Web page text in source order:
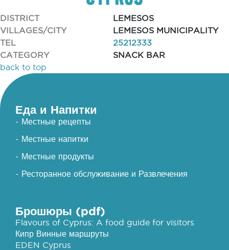
DISTRICT
LEMESOS
VILLAGES/CITY
LEMESOS MUNICIPALITY
TEL
25212333
CATEGORY
SNACK BAR
back to top
Еда и Напитки
- Местные рецепты
- Местные напитки
- Местные продукты
- Ресторанное обслуживание и Развлечения
Брошюры (pdf)
Flavours of Cyprus: A food guide for visitors
Кипр Винные маршруты
EDEN Cyprus